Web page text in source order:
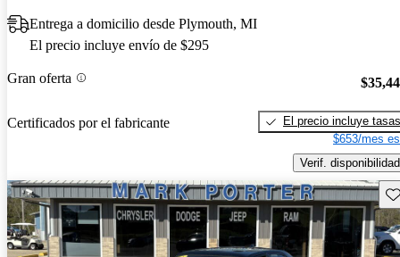
Entrega a domicilio desde Plymouth, MI
El precio incluye envío de $295
Gran oferta
Certificados por el fabricante
El precio incluye tasas
$653/mes
Verif. disponibilidad